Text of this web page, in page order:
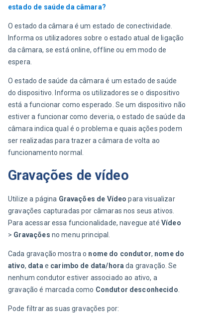
estado de saúde da câmara?
O estado da câmara é um estado de conectividade.
Informa os utilizadores sobre o estado atual de ligação
da câmara, se está online, offline ou em modo de
espera.
O estado de saúde da câmara é um estado de saúde
do dispositivo. Informa os utilizadores se o dispositivo
está a funcionar como esperado. Se um dispositivo não
estiver a funcionar como deveria, o estado de saúde da
câmara indica qual é o problema e quais ações podem
ser realizadas para trazer a câmara de volta ao
funcionamento normal.
Gravações de vídeo
Utilize a página Gravações de Vídeo para visualizar
gravações capturadas por câmaras nos seus ativos.
Para acessar essa funcionalidade, navegue até Vídeo
> Gravações no menu principal.
Cada gravação mostra o nome do condutor, nome do
ativo, data e carimbo de data/hora da gravação. Se
nenhum condutor estiver associado ao ativo, a
gravação é marcada como Condutor desconhecido
Pode filtrar as suas gravações por: